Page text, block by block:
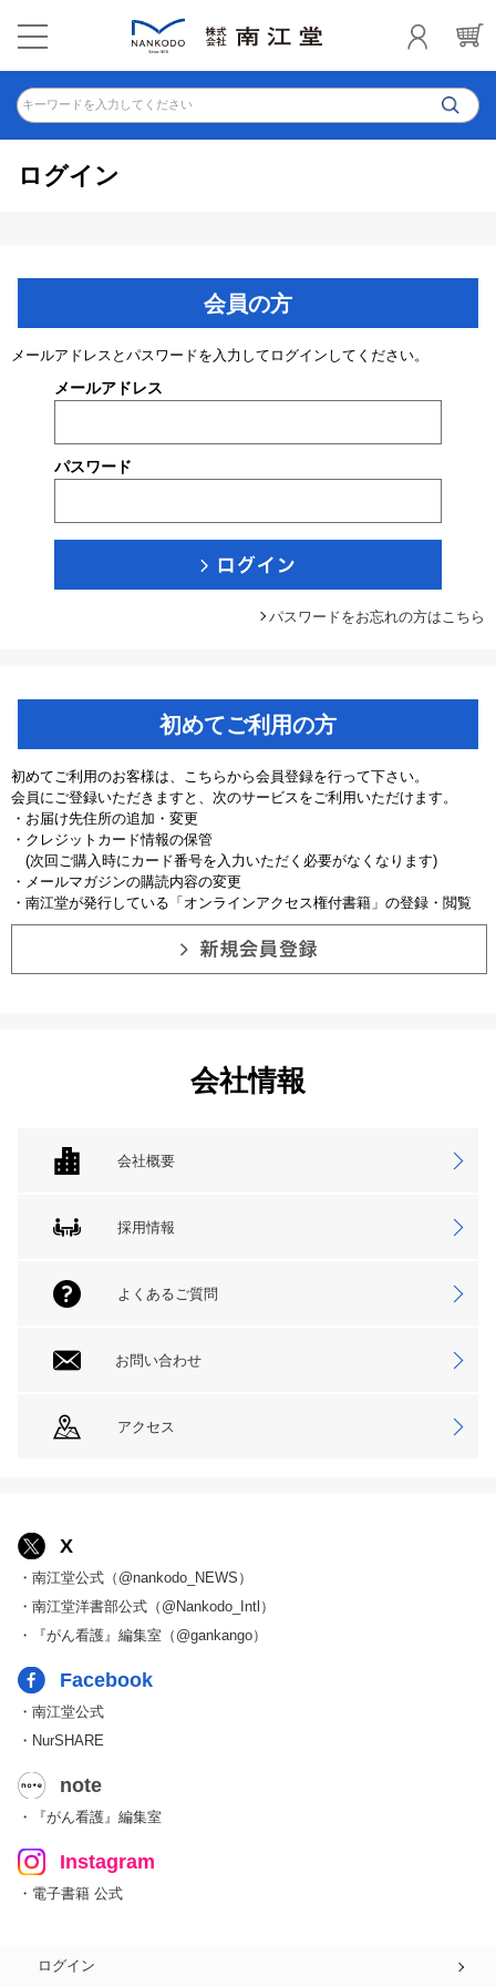
キーワードを入力してください
ログイン
会員の方
メールアドレスとパスワードを入力してログインしてください。
メールアドレス
パスワード
パスワードをお忘れの方はこちら
初めてご利用の方
初めてご利用のお客様は、こちらから会員登録を行って下さい。
会員にご登録いただきますと、次のサービスをご利用いただけます。
・お届け先住所の追加・変更
・クレジットカード情報の保管
(次回ご購入時にカード番号を入力いただく必要がなくなります)
・メールマガジンの購読内容の変更
・南江堂が発行している「オンラインアクセス権付書籍」の登録・閲覧
会社情報
会社概要
採用情報
よくあるご質問
お問い合わせ
アクセス
X
・南江堂公式（@nankodo_NEWS）
・南江堂洋書部公式（@Nankodo_Intl）
・『がん看護』編集室（@gankango）
Facebook
・南江堂公式
・NurSHARE
note
・『がん看護』編集室
Instagram
・電子書籍 公式
ログイン